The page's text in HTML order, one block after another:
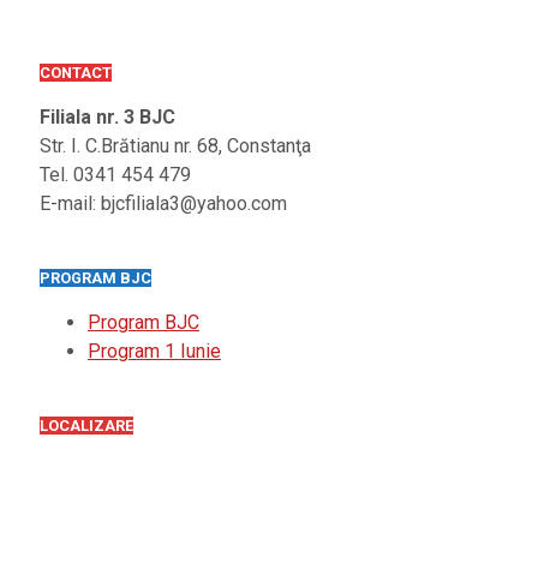
CONTACT
Filiala nr. 3 BJC
Str. I. C.Brătianu nr. 68, Constanţa
Tel. 0341 454 479
E-mail: bjcfiliala3@yahoo.com
PROGRAM BJC
Program BJC
Program 1 Iunie
LOCALIZARE